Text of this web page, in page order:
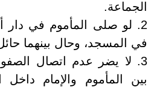
الجماعة.
2. لو صلى المأموم في دار
في المسجد، وحال بينهما
3. لا يضر عدم اتصال
بين المأموم والإمام